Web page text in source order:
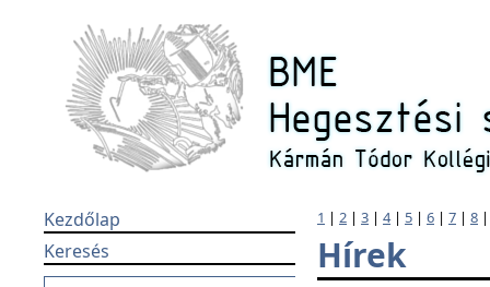
Kezdőlap
Keresés
1 | 2 | 3 | 4| 5 | 6 | 7 | 8
Hírek